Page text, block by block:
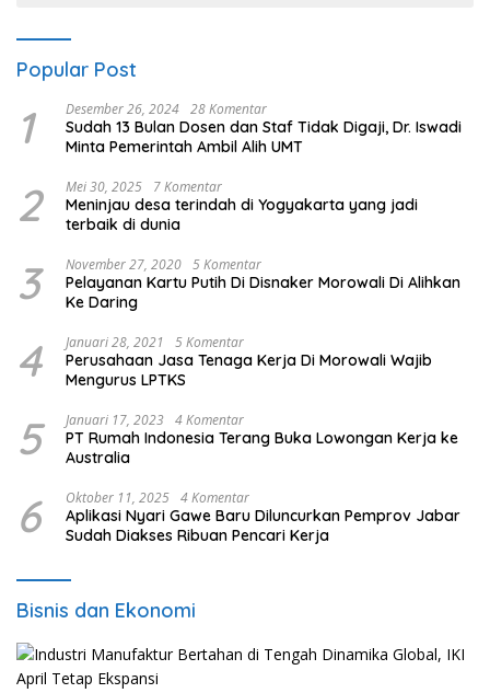
Popular Post
1 Desember 26, 2024 28 Komentar
Sudah 13 Bulan Dosen dan Staf Tidak Digaji, Dr. Iswadi
Minta Pemerintah Ambil Alih UMT
2 Mei 30, 2025 7 Komentar
Meninjau desa terindah di Yogyakarta yang jadi
terbaik di dunia
3 November 27, 2020 5 Komentar
Pelayanan Kartu Putih Di Disnaker Morowali Di Alihkan
Ke Daring
4 Januari 28, 2021 5 Komentar
Perusahaan Jasa Tenaga Kerja Di Morowali Wajib
Mengurus LPTKS
5 Januari 17, 2023 4 Komentar
PT Rumah Indonesia Terang Buka Lowongan Kerja ke
Australia
6 Oktober 11, 2025 4 Komentar
Aplikasi Nyari Gawe Baru Diluncurkan Pemprov Jabar
Sudah Diakses Ribuan Pencari Kerja
Bisnis dan Ekonomi